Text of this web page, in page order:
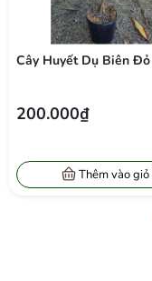
Cây Huyết Dụ Biên Đỏ
200.000₫
Thêm vào giỏ